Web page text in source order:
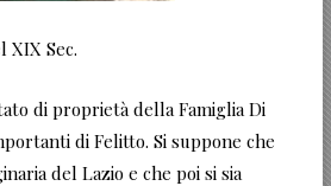
XIX Sec.
di proprietà della Famiglia Di
di Felitto. Si suppone che
del Lazio e che poi si sia